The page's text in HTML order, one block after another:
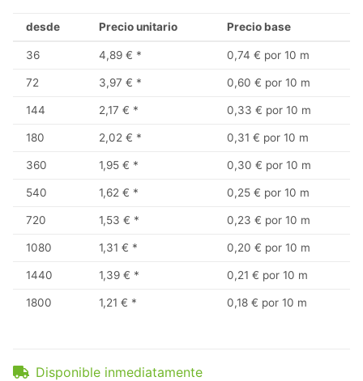
desde Precio unitario Precio base
36 4,89 € * 0,74 € por 10 m
72 3,97 € * 0,60 € por 10 m
144 2,17 € * 0,33 € por 10 m
180 2,02 € * 0,31 € por 10 m
360 1,95 € * 0,30 € por 10 m
540 1,62 € * 0,25 € por 10 m
720 1,53 € * 0,23 € por 10 m
1080 1,31 € * 0,20 € por 10 m
1440 1,39 € * 0,21 € por 10 m
1800 1,21 € * 0,18 € por 10 m
Disponible inmediatamente